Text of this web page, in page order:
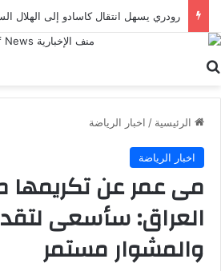
رودري يسهل انتقال كاسادو إلى الهلال
الرئيسية / اخبار الرياضة
اخبار الرياضة
مى عمر عن تكريمها
العراق: سأسعى
والمشوار مستمر